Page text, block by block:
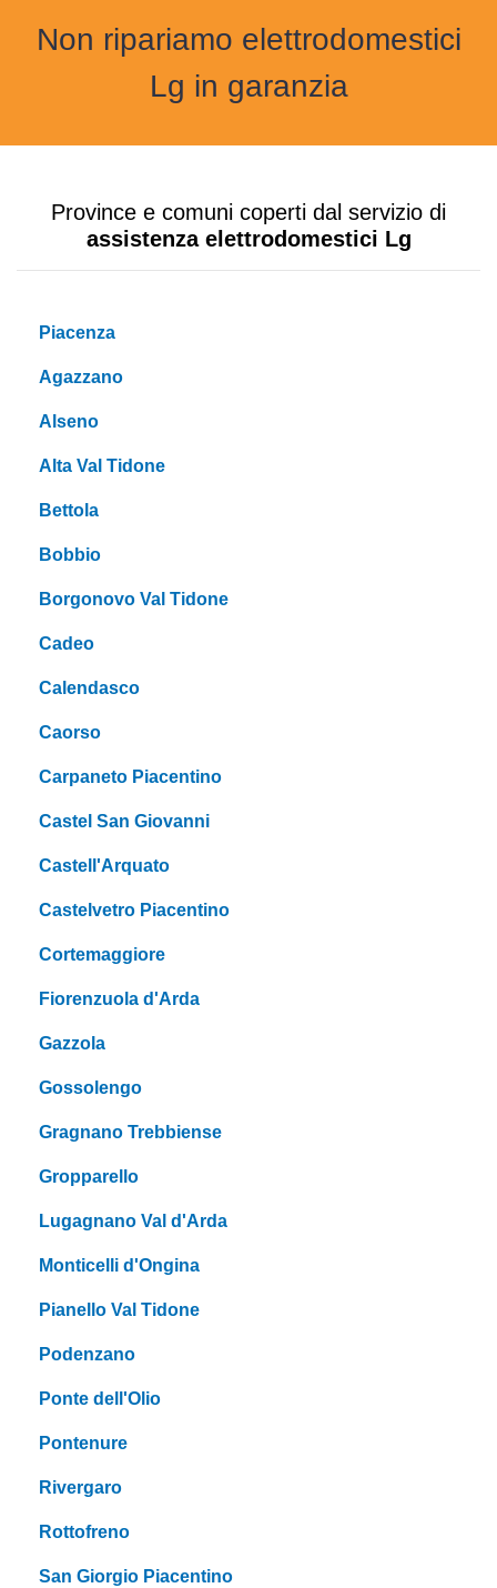
Non ripariamo elettrodomestici
Lg in garanzia
Province e comuni coperti dal servizio di
assistenza elettrodomestici Lg
Piacenza
Agazzano
Alseno
Alta Val Tidone
Bettola
Bobbio
Borgonovo Val Tidone
Cadeo
Calendasco
Caorso
Carpaneto Piacentino
Castel San Giovanni
Castell'Arquato
Castelvetro Piacentino
Cortemaggiore
Fiorenzuola d'Arda
Gazzola
Gossolengo
Gragnano Trebbiense
Gropparello
Lugagnano Val d'Arda
Monticelli d'Ongina
Pianello Val Tidone
Podenzano
Ponte dell'Olio
Pontenure
Rivergaro
Rottofreno
San Giorgio Piacentino